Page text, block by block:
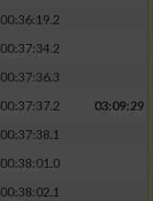
00:36:19.2
00:37:34.2
00:37:36.3
00:37:37.2
03:09:29
00:37:38.1
00:38:01.0
00:38:02.1